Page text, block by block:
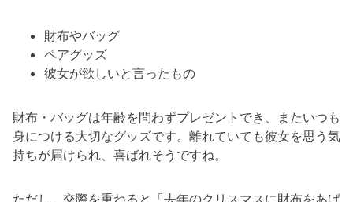
財布やバッグ
ペアグッズ
彼女が欲しいと言ったもの
財布・バッグは年齢を問わずプレゼントでき、またいつも
身につける大切なグッズです。離れていても彼女を思う気
持ちが届けられ、喜ばれそうですね。
ただし、交際を重ねると「去年のクリスマスに財布をあげ